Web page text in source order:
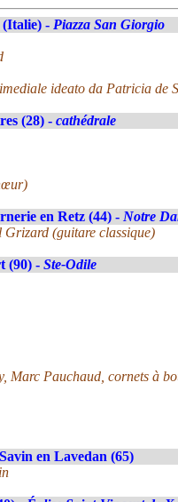
- Piazza San Giorgio
ideato da Patricia de
(28) - cathédrale
en Retz (44) - Notre
(guitare classique)
(90) - Ste-Odile
Marc Pauchaud, cornets à
en Lavedan (65)